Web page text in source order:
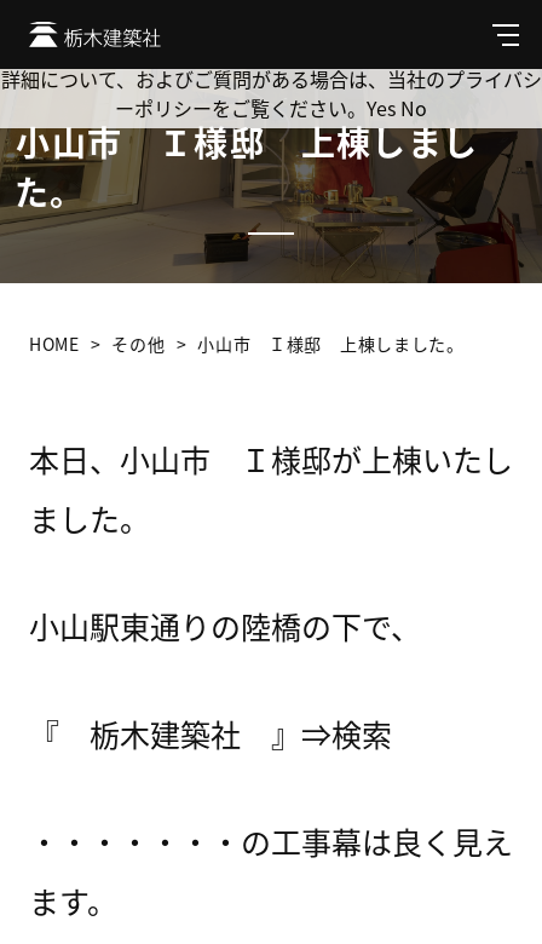
メ
ニ
ュ
小山市 Ｉ様邸 上棟しまし
た。
HOME その他 小山市 Ｉ様邸 上棟しました。
本日、小山市 Ｉ様邸が上棟いたし
ました。
小山駅東通りの陸橋の下で、
『 栃木建築社 』⇒検索
・・・・・・・の工事幕は良く見え
ます。
Cookie を使用して、お客様の活動を追跡してもよろしいです
か? 当社ではお客様のプライバシーを極めて重視しています。
詳細について、およびご質問がある場合は、当社のプライバシ
ーポリシーをご覧ください。 Yes No